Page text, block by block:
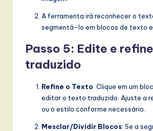
A ferramenta irá reconhecer o
segmentá-lo em blocos de texto
Passo 5: Edite e
traduzido
Refine o Texto: Clique em um
editar o texto traduzido. Ajuste a
ou o estilo conforme necessário.
Mesclar/Dividir Blocos: Se a